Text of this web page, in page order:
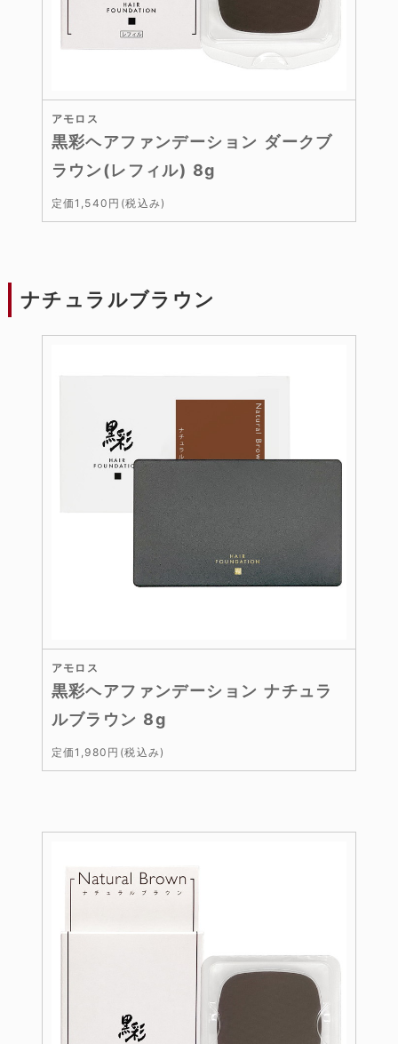
アモロス
黒彩ヘアファンデーション ダークブ
ラウン(レフィル) 8g
定価1,540円(税込み)
ナチュラルブラウン
アモロス
黒彩ヘアファンデーション ナチュラ
ルブラウン 8g
定価1,980円(税込み)